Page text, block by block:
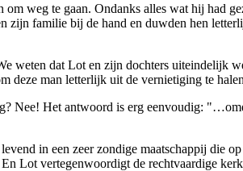
weg te gaan. Ondanks alles wat hij had
zijn familie bij de hand en duwden hen
weten dat Lot en zijn dochters uiteindelijk
deze man letterlijk uit de vernietiging te
Nee! Het antwoord is erg eenvoudig:
in een zeer zondige maatschappij die
Lot vertegenwoordigt de rechtvaardige